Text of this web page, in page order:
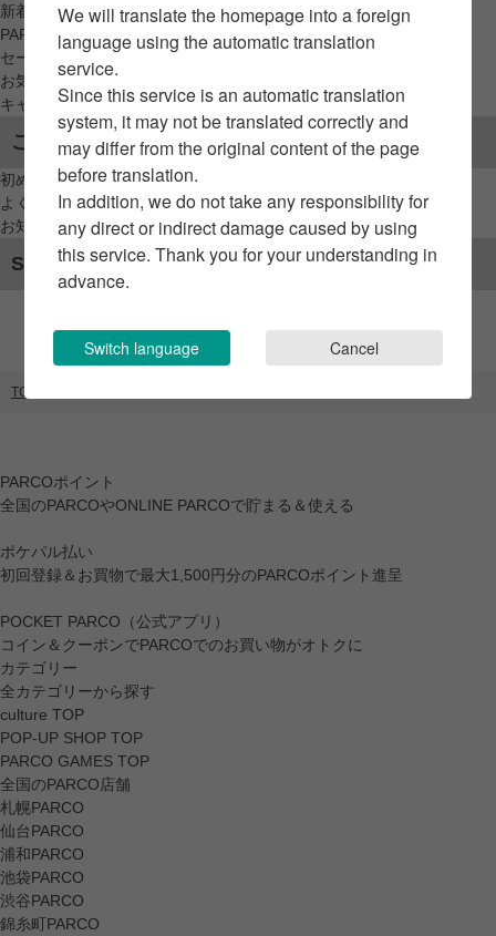
新着アイテムから探す
PARCO限定アイテムから探す
セールアイテムから探す
お気に入りから探す
キャンペーン/クーポン対象から探す
ご利用案内
初めてのお客様へ
よくあるご質問 / お問い合わせ
お知らせ
SNSアカウント
TOP
PARCOポイント
全国のPARCOやONLINE PARCOで貯まる＆使える
ポケパル払い
初回登録＆お買物で最大1,500円分のPARCOポイント進呈
POCKET PARCO（公式アプリ）
コイン＆クーポンでPARCOでのお買い物がオトクに
カテゴリー
全カテゴリーから探す
culture TOP
POP-UP SHOP TOP
PARCO GAMES TOP
全国のPARCO店舗
札幌PARCO
仙台PARCO
浦和PARCO
池袋PARCO
渋谷PARCO
錦糸町PARCO
We will translate the homepage into a foreign
language using the automatic translation
service.
Since this service is an automatic translation
system, it may not be translated correctly and
may differ from the original content of the page
before translation.
In addition, we do not take any responsibility for
any direct or indirect damage caused by using
this service. Thank you for your understanding in
advance.
Switch language Cancel